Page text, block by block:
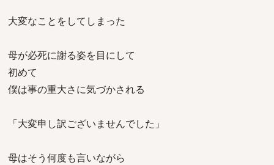
大変なことをしてしまった
母が必死に謝る姿を目にして
初めて
僕は事の重大さに気づかされる
「大変申し訳ございませんでした」
母はそう何度も言いながら